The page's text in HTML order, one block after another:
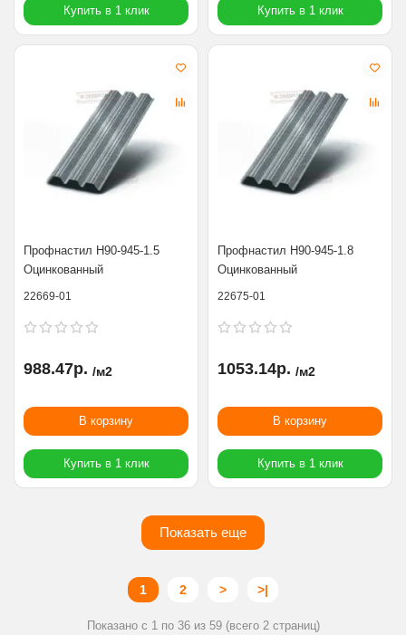
Купить в 1 клик Купить в 1 клик
Профнастил Н90-945-1.5
Оцинкованный
22669-01
988.47р. /м2
В корзину
Купить в 1 клик
Профнастил Н90-945-1.8
Оцинкованный
22675-01
1053.14р. /м2
В корзину
Купить в 1 клик
Показать еще
1 2 > >|
Показано с 1 по 36 из 59 (всего 2 страниц)